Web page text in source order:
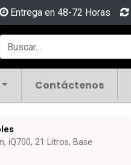
Entrega en 48-72 Horas
Contáctenos
iQ700, 21 Litros, Base